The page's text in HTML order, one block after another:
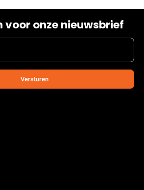
voor onze nieuwsbrief
Versturen